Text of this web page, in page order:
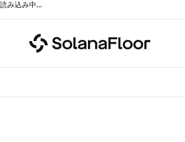
読み込み中...